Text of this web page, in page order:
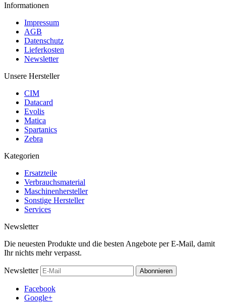
Informationen
Impressum
AGB
Datenschutz
Lieferkosten
Newsletter
Unsere Hersteller
CIM
Datacard
Evolis
Matica
Spartanics
Zebra
Kategorien
Ersatzteile
Verbrauchsmaterial
Maschinenhersteller
Sonstige Hersteller
Services
Newsletter
Die neuesten Produkte und die besten Angebote per E-Mail, damit
Ihr nichts mehr verpasst.
Newsletter Abonnieren
Facebook
Google+